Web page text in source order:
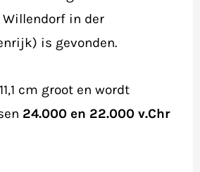
in der
is gevonden.
cm groot en wordt
24.000 en 22.000 v.Chr